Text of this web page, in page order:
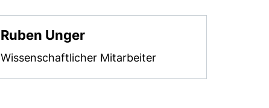
Ruben Unger
Wissenschaftlicher Mitarbeiter